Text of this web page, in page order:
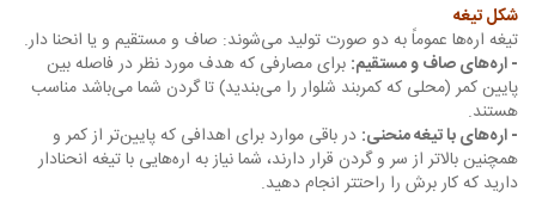
شکل تیغه
تیغه اره‌ها عموماً به دو صورت تولید می‌شوند: صاف و مستقیم و یا انحنا دار.
- اره‌های صاف و مستقیم: برای مصارفی که هدف مورد نظر در فاصله بین
پایین کمر (محلی که کمربند شلوار را می‌بندید) تا گردن شما می‌باشد مناسب
هستند.
- اره‌های با تیغه منحنی: در باقی موارد برای اهدافی که پایین‌تر از کمر و
همچنین بالاتر از سر و گردن قرار دارند، شما نیاز به اره‌هایی با تیغه انحنادار
دارید که کار برش را راحتتر انجام دهید.